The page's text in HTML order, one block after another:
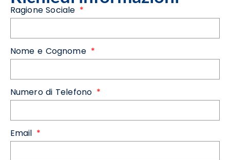
Ragione Sociale
Nome e Cognome
Numero di Telefono
Email